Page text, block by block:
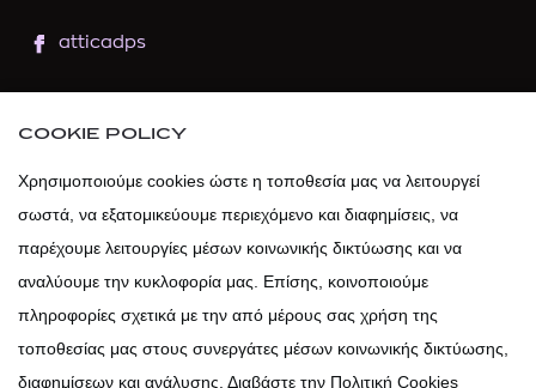
atticadps
atticadps
COOKIE POLICY
Χρησιμοποιούμε cookies ώστε η τοποθεσία μας να λειτουργεί
σωστά, να εξατομικεύουμε περιεχόμενο και διαφημίσεις, να
παρέχουμε λειτουργίες μέσων κοινωνικής δικτύωσης και να
αναλύουμε την κυκλοφορία μας. Επίσης, κοινοποιούμε
πληροφορίες σχετικά με την από μέρους σας χρήση της
τοποθεσίας μας στους συνεργάτες μέσων κοινωνικής δικτύωσης,
διαφημίσεων και ανάλυσης. Διαβάστε την Πολιτική Cookies